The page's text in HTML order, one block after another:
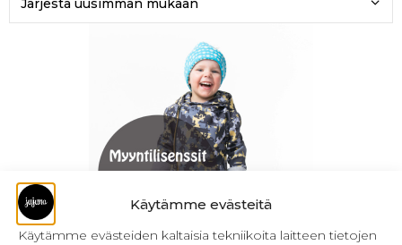
Käytämme evästeitä
Käytämme evästeiden kaltaisia tekniikoita laitteen tietojen